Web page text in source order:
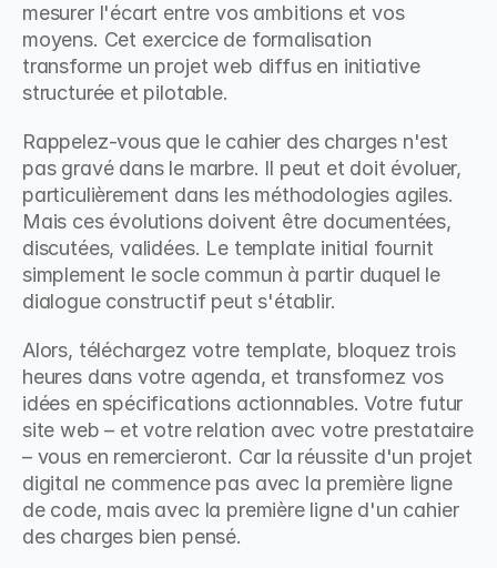
mesurer l'écart entre vos ambitions et vos
moyens. Cet exercice de formalisation
transforme un projet web diffus en initiative
structurée et pilotable.
Rappelez-vous que le cahier des charges n'est
pas gravé dans le marbre. Il peut et doit évoluer,
particulièrement dans les méthodologies agiles.
Mais ces évolutions doivent être documentées,
discutées, validées. Le template initial fournit
simplement le socle commun à partir duquel le
dialogue constructif peut s'établir.
Alors, téléchargez votre template, bloquez trois
heures dans votre agenda, et transformez vos
idées en spécifications actionnables. Votre futur
site web – et votre relation avec votre prestataire
– vous en remercieront. Car la réussite d'un projet
digital ne commence pas avec la première ligne
de code, mais avec la première ligne d'un cahier
des charges bien pensé.